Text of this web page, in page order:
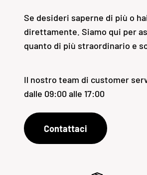
Se desideri saperne di più o
direttamente. Siamo qui per
quanto di più straordinario e
Il nostro team di customer
dalle 09:00 alle 17:00
Contattaci